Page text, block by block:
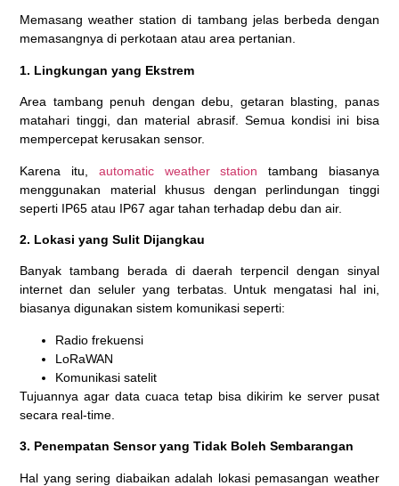
Memasang weather station di tambang jelas berbeda dengan
memasangnya di perkotaan atau area pertanian.
1. Lingkungan yang Ekstrem
Area tambang penuh dengan debu, getaran blasting, panas
matahari tinggi, dan material abrasif. Semua kondisi ini bisa
mempercepat kerusakan sensor.
Karena itu, automatic weather station tambang biasanya
menggunakan material khusus dengan perlindungan tinggi
seperti IP65 atau IP67 agar tahan terhadap debu dan air.
2. Lokasi yang Sulit Dijangkau
Banyak tambang berada di daerah terpencil dengan sinyal
internet dan seluler yang terbatas. Untuk mengatasi hal ini,
biasanya digunakan sistem komunikasi seperti:
Radio frekuensi
LoRaWAN
Komunikasi satelit
Tujuannya agar data cuaca tetap bisa dikirim ke server pusat
secara real-time.
3. Penempatan Sensor yang Tidak Boleh Sembarangan
Hal yang sering diabaikan adalah lokasi pemasangan weather